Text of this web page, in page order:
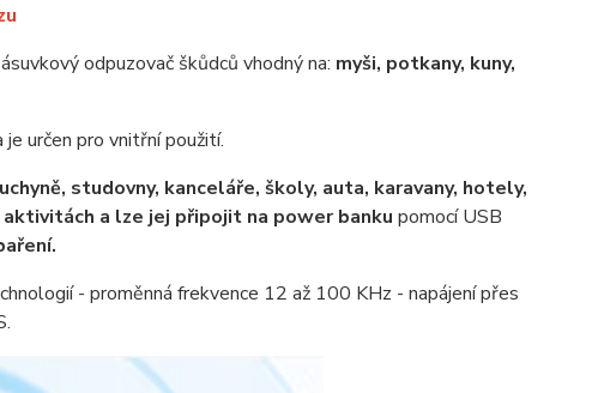
odpuzovač škůdců vhodný na: myši, potkany, kuny,
určen pro vnitřní použití.
studovny, kanceláře, školy, auta, karavany, hotely,
aktivitách a lze jej připojit na power banku pomocí USB
- proměnná frekvence 12 až 100 KHz - napájení přes